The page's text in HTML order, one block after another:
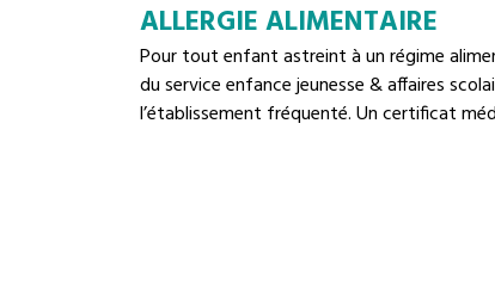
ALLERGIE ALIMENTAIRE
Pour tout enfant astreint à un régime
du service enfance jeunesse & affaires
l’établissement fréquenté. Un certificat